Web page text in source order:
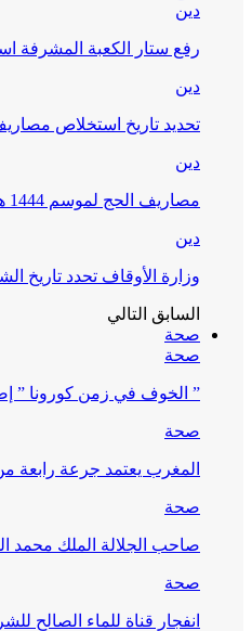
دين
رفع ستار الكعبة المشرفة
دين
تحديد تاريخ استخلاص
دين
مصاريف الحج لموسم 1444 هـ
دين
وزارة الأوقاف تحدد تاريخ
السابق التالي
صحة
صحة
” الخوف في زمن كورونا ”
صحة
المغرب يعتمد جرعة رابعة من اللقاح
صحة
صاحب الجلالة الملك محمد
صحة
انفجار قناة للماء الصالح